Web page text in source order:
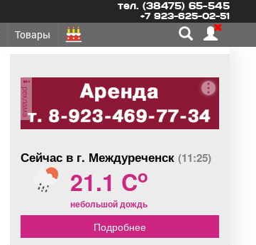
тел. (38475) 65-545
+7 923-625-02-51
Товары
реклама
Сейчас в г. Междуреченск (11:25)
21.1 Co
небольшой дождь
Подробнее